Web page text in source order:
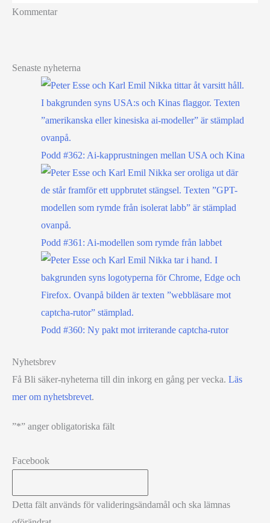
Kommentar
Senaste nyheterna
Podd #362: Ai-kapprustningen mellan USA och Kina
Podd #361: Ai-modellen som rymde från labbet
Podd #360: Ny pakt mot irriterande captcha-rutor
Nyhetsbrev
Få Bli säker-nyheterna till din inkorg en gång per vecka. Läs
mer om nyhetsbrevet.
”*” anger obligatoriska fält
Facebook
Detta fält används för valideringsändamål och ska lämnas